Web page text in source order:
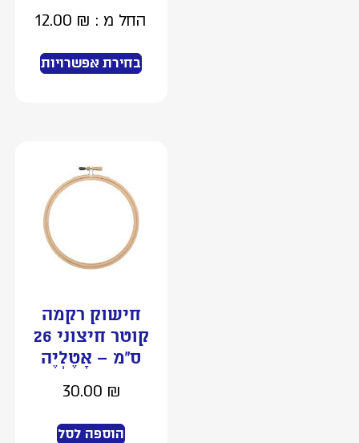
החל מ : 12.00₪
בחירת אפשרויות
חישוק רקמה
קוטר חיצוני 26
ס”מ – אָטֶלְיֶה
30.00₪
הוספה לסל